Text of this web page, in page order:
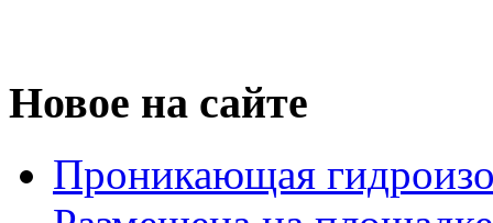
Новое на сайте
Проникающая